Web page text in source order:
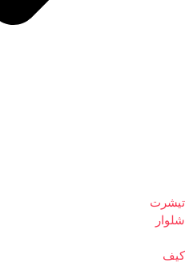
تیشرت
شلوار
کیف